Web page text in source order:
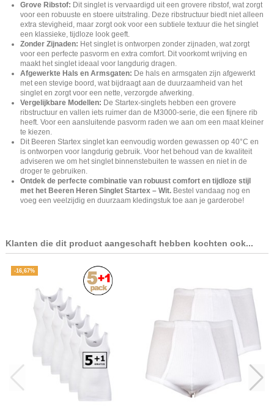
Grove Ribstof: Dit singlet is vervaardigd uit een grovere ribstof, wat zorgt
voor een robuuste en stoere uitstraling. Deze ribstructuur biedt niet alleen
extra stevigheid, maar zorgt ook voor een subtiele textuur die het singlet
een klassieke, tijdloze look geeft.
Zonder Zijnaden: Het singlet is ontworpen zonder zijnaden, wat zorgt
voor een perfecte pasvorm en extra comfort. Dit voorkomt wrijving en
maakt het singlet ideaal voor langdurig dragen.
Afgewerkte Hals en Armsgaten: De hals en armsgaten zijn afgewerkt
met een stevige boord, wat bijdraagt aan de duurzaamheid van het
singlet en zorgt voor een nette, verzorgde afwerking.
Vergelijkbare Modellen: De Startex-singlets hebben een grovere
ribstructuur en vallen iets ruimer dan de M3000-serie, die een fijnere rib
heeft. Voor een aansluitende pasvorm raden we aan om een maat kleiner
te kiezen.
Dit Beeren Startex singlet kan eenvoudig worden gewassen op 40°C en
is ontworpen voor langdurig gebruik. Voor het behoud van de kwaliteit
adviseren we om het singlet binnenstebuiten te wassen en niet in de
droger te gebruiken.
Ontdek de perfecte combinatie van robuust comfort en tijdloze stijl
met het Beeren Heren Singlet Startex – Wit. Bestel vandaag nog en
voeg een veelzijdig en duurzaam kledingstuk toe aan je garderobe!
Klanten die dit product aangeschaft hebben kochten ook...
-16,67%